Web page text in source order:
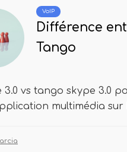
VoIP
Différence
Tango
3.0 vs tango skype 3.0
multimédia sur